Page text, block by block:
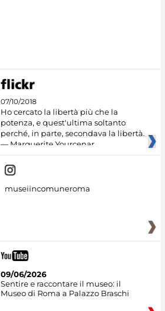
07/10/2018
Ho cercato la libertà più che la
potenza, e quest'ultima soltanto
perché, in parte, secondava la libertà.
— Marguerite Yourcenar
museiincomuneroma
09/06/2026
Sentire e raccontare il museo: il
Museo di Roma a Palazzo Braschi